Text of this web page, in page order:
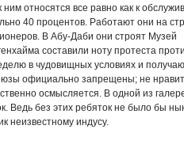
относятся все равно как к
40 процентов. Работают они на
В Абу-Даби они строят Музей
составили ноту протеста
в чудовищных условиях и
официально запрещены; не
осмысляется. В одной из
Ведь без этих ребяток не было бы
неизвестному индусу.